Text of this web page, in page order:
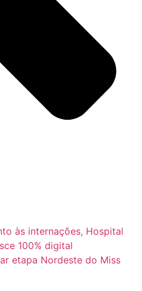
às internações, Hospital
100% digital
etapa Nordeste do Miss